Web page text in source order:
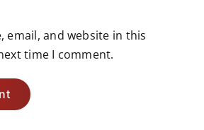
email, and website in this
time I comment.